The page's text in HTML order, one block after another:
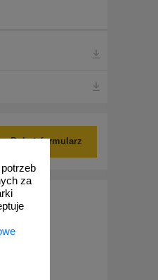
za
Pokaż formularz